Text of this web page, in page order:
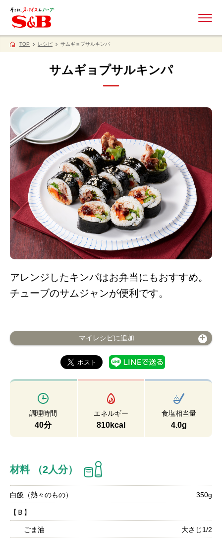
TOP レシピ サムギョプサルキンパ
サムギョプサルキンパ
アレンジしたキンパはお弁当にもおすすめ。
チューブのサムジャンが便利です。
マイレシピに追加
調理時間
40分
エネルギー
810kcal
食塩相当量
4.0g
材料 （2人分）
白飯（熱々のもの） 350g
【Ｂ】
ごま油 大さじ1/2